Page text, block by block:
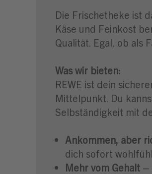
Die Frischetheke ist
Käse und Feinkost
Qualität. Egal, ob als
Was wir bieten:
REWE ist dein
Mittelpunkt. Du
Selbständigkeit mit
Ankommen, aber
dich sofort
Mehr vom Gehalt –